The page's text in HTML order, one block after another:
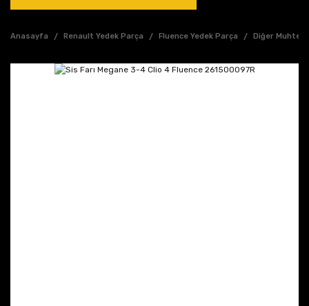
Anasayfa Renault Yedek Parça Fluence Yedek Parça Diğer